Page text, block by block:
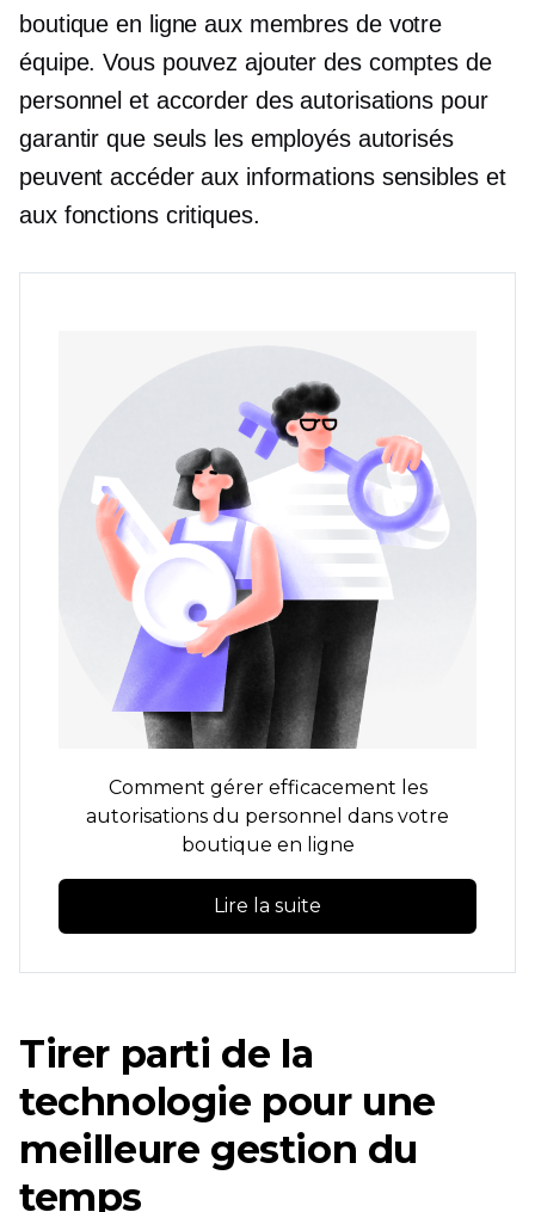
boutique en ligne aux membres de votre
équipe. Vous pouvez ajouter des comptes de
personnel et accorder des autorisations pour
garantir que seuls les employés autorisés
peuvent accéder aux informations sensibles et
aux fonctions critiques.
Comment gérer efficacement les
autorisations du personnel dans votre
boutique en ligne
Lire la suite
Tirer parti de la
technologie pour une
meilleure gestion du
temps